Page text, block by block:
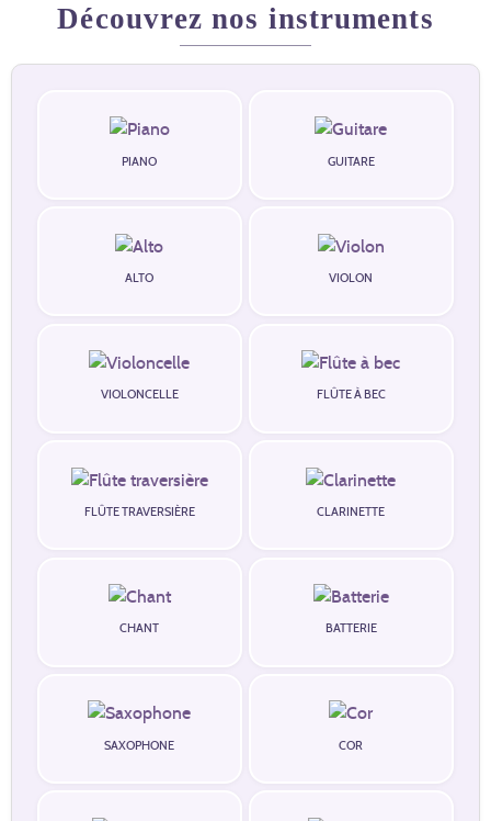
Découvrez nos instruments
PIANO GUITARE
ALTO VIOLON
VIOLONCELLE FLÛTE À BEC
FLÛTE TRAVERSIÈRE CLARINETTE
CHANT BATTERIE
SAXOPHONE COR